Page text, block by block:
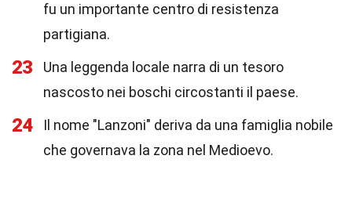
fu un importante centro di resistenza
partigiana.
23
Una leggenda locale narra di un tesoro
nascosto nei boschi circostanti il paese.
24
Il nome "Lanzoni" deriva da una famiglia nobile
che governava la zona nel Medioevo.